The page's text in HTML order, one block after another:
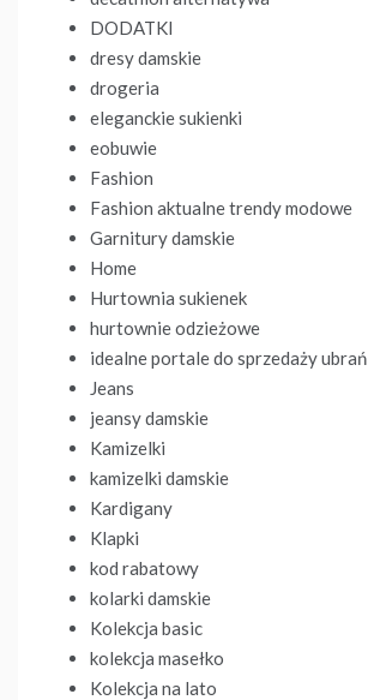
DODATKI
dresy damskie
drogeria
eleganckie sukienki
eobuwie
Fashion
Fashion aktualne trendy modowe
Garnitury damskie
Home
Hurtownia sukienek
hurtownie odzieżowe
idealne portale do sprzedaży ubrań
Jeans
jeansy damskie
Kamizelki
kamizelki damskie
Kardigany
Klapki
kod rabatowy
kolarki damskie
Kolekcja basic
kolekcja masełko
Kolekcja na lato